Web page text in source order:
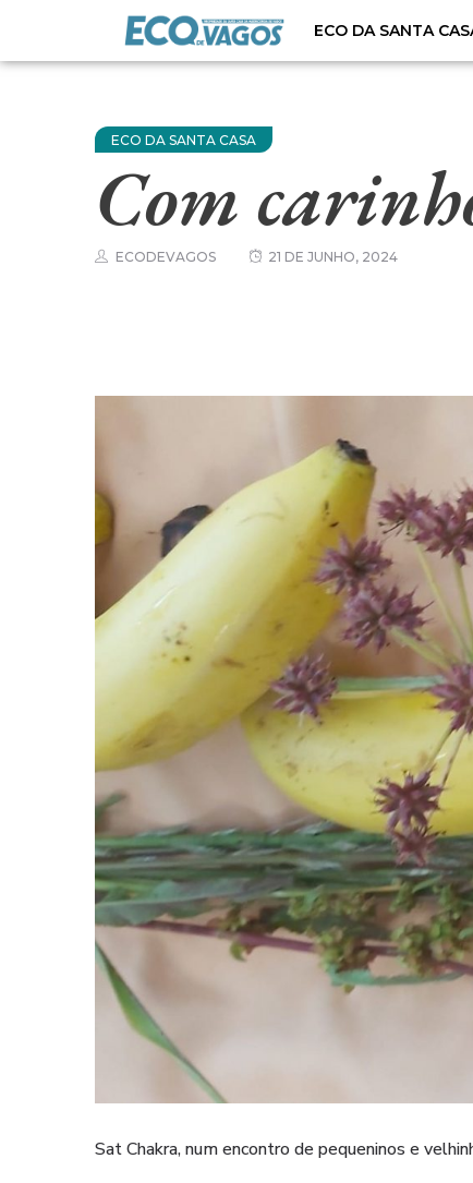
ECO DA SANTA
ECO DA SANTA CASA
Com
ECODEVAGOS 21 DE JUNHO, 2024
Sat Chakra, num encontro de pequeninos e